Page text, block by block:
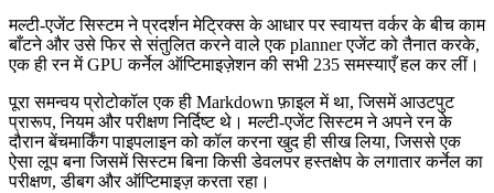
मल्टी-एजेंट सिस्टम ने प्रदर्शन मेट्रिक्स के आधार पर स्वायत्त वर्कर के बीच काम
बाँटने और उसे फिर से संतुलित करने वाले एक planner एजेंट को तैनात करके,
एक ही रन में GPU कर्नेल ऑप्टिमाइज़ेशन की सभी 235 समस्याएँ हल कर लीं।
पूरा समन्वय प्रोटोकॉल एक ही Markdown फ़ाइल में था, जिसमें आउटपुट
प्रारूप, नियम और परीक्षण निर्दिष्ट थे। मल्टी-एजेंट सिस्टम ने अपने रन के
दौरान बेंचमार्किंग पाइपलाइन को कॉल करना खुद ही सीख लिया, जिससे एक
ऐसा लूप बना जिसमें सिस्टम बिना किसी डेवलपर हस्तक्षेप के लगातार कर्नेल का
परीक्षण, डीबग और ऑप्टिमाइज़ करता रहा।